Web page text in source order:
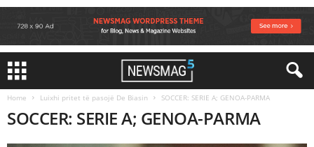
Home Luixhi pritet të pasojë De Biasin SOCCER: SERIE A; GENOA-PARMA
SOCCER: SERIE A; GENOA-PARMA